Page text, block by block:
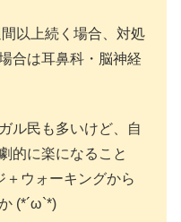
間以上続く場合、対処
合は耳鼻科・脳神経
ル民も多いけど、自
的に楽になること
＋ウォーキングから
(*´ω`*)